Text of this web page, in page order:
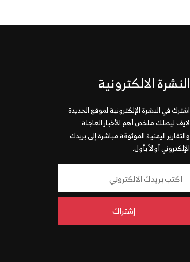
النشرة الالكترونية
اشترك في النشرة الإلكترونية لموقع الحديدة
لايف ليصلك ملخص أهم الأخبار العاجلة
والتقارير اليمنية الموثوقة مباشرة إلى بريدك
الإلكتروني أولاً بأول.
إشتراك